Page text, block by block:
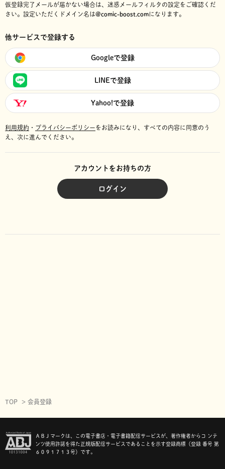
仮登録完了メールが届かない場合は、迷惑メールフィルタの設定をご確認くだ
さい。 設定いただくドメイン名は@comic-boost.comになります。
他サービスで登録する
Googleで登録
LINEで登録
Yahoo!で登録
利用規約 ・ プライバシーポリシーをお読みになり、 すべての内容に同意のう
え、次に進んでください。
アカウントをお持ちの方
ログイン
TOP 会員登録
ＡＢＪマークは、この電子書店・電子書籍配信サービスが、著作権者からコ ンテ
ンツ使用許諾を得た正規版配信サービスであることを示す登録商標（登録 番号 第
６０９１７１３号）です。